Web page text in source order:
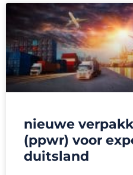
nieuwe
(ppwr) voor
duitsland